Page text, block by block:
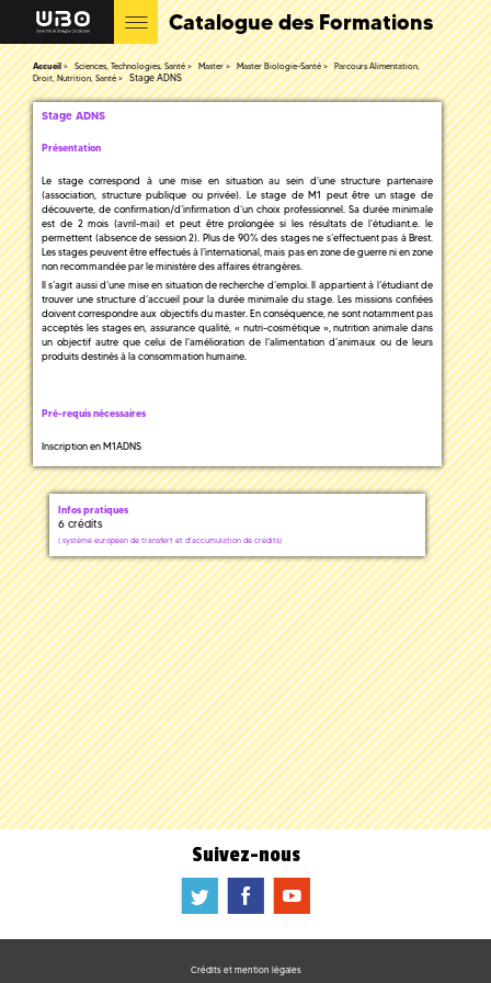
Catalogue des Formations
Accueil Sciences, Technologies, Santé Master Master Biologie-Santé
Parcours Alimentation,
Droit, Nutrition, Santé
Stage ADNS
Stage ADNS
Présentation
Le stage correspond à une mise en situation au sein d’une structure partenaire
(association, structure publique ou privée). Le stage de M1 peut être un stage de
découverte, de confirmation/d’infirmation d’un choix professionnel. Sa durée minimale
est de 2 mois (avril-mai) et peut être prolongée si les résultats de l’étudiant.e. le
permettent (absence de session 2). Plus de 90% des stages ne s’effectuent pas à Brest.
Les stages peuvent être effectués à l’international, mais pas en zone de guerre ni en zone
non recommandée par le ministère des affaires étrangères.
Il s’agit aussi d’une mise en situation de recherche d’emploi. Il appartient à l’étudiant de
trouver une structure d’accueil pour la durée minimale du stage. Les missions confiées
doivent correspondre aux objectifs du master. En conséquence, ne sont notamment pas
acceptés les stages en, assurance qualité, « nutri-cosmétique », nutrition animale dans
un objectif autre que celui de l’amélioration de l’alimentation d’animaux ou de leurs
produits destinés à la consommation humaine.
Pré-requis nécessaires
Inscription en M1ADNS
Infos pratiques
6 crédits
( système européen de transfert et d'accumulation de crédits)
Suivez-nous
a b f
Crédits et mention légales